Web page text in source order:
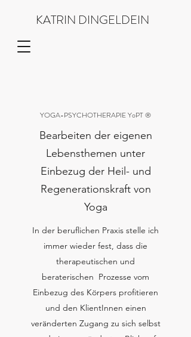
KATRIN DINGELDEIN
YOGA-PSYCHOTHERAPIE YoPT ®
Bearbeiten der eigenen
Lebensthemen unter
Einbezug der Heil- und
Regenerationskraft von
Yoga
In der beruflichen Praxis stelle ich
immer wieder fest, dass die
therapeutischen und
beraterischen Prozesse vom
Einbezug des Körpers profitieren
und den KlientInnen einen
veränderten Zugang zu sich selbst